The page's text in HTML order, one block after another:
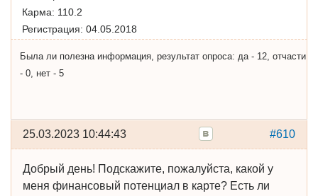
Карма: 110.2
Регистрация: 04.05.2018
Была ли полезна информация, результат опроса: да - 12, отчасти
- 0, нет - 5
#610
25.03.2023 10:44:43
Добрый день! Подскажите, пожалуйста, какой у
меня финансовый потенциал в карте? Есть ли